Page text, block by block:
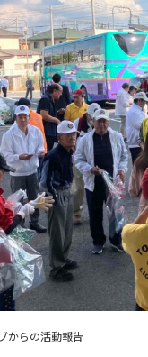
からの活動報告